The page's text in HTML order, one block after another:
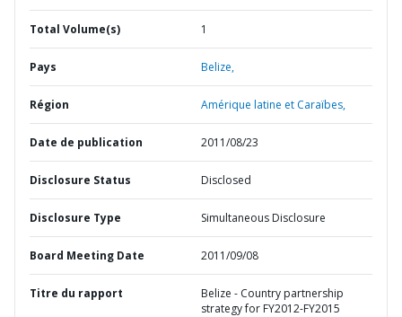
Total Volume(s) 1
Pays Belize,
Région Amérique latine et Caraïbes,
Date de publication 2011/08/23
Disclosure Status Disclosed
Disclosure Type Simultaneous Disclosure
Board Meeting Date 2011/09/08
Titre du rapport
Belize - Country partnership
strategy for FY2012-FY2015